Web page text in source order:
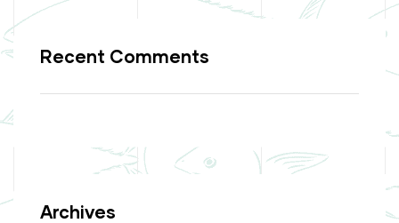
Recent Comments
Archives